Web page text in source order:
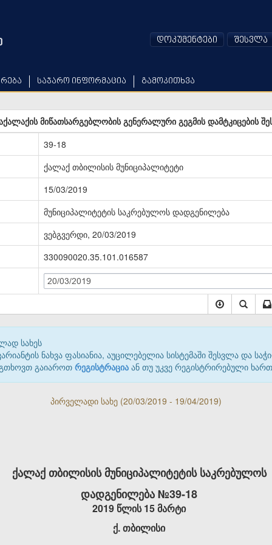
საჯარო ინფორმაცია გამოკითხვა
დოკუმენტები შესვლა
მიწათსარგებლობის გენერალური გეგმის დამტკიცების
39-18
ქალაქ თბილისის მუნიციპალიტეტი
15/03/2019
მუნიციპალიტეტის საკრებულოს დადგენილება
ვებგვერდი, 20/03/2019
330090020.35.101.016587
20/03/2019
სახეს
ნახვა ფასიანია, აუცილებელია სისტემაში შესვლა და
გაიაროთ რეგისტრაცია ან თუ უკვე რეგისტრირებული
პირველადი სახე (20/03/2019 - 19/04/2019)
ქალაქ თბილისის მუნიციპალიტეტის საკრებულოს
დადგენილება №39-18
2019 წლის 15 მარტი
ქ. თბილისი